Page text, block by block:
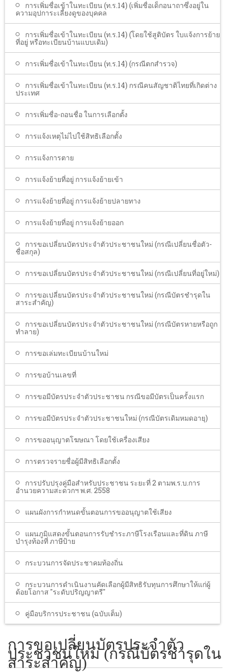
การเพิ่มชื่อเข้าในทะเบียน (ท.ร.14) (เพิ่มชื่อเด็กอนาถาซึ่งอยู่ใน
ความอุปการะเลี้ยงดูของบุคคล
การเพิ่มชื่อเข้าในทะเบียน (ท.ร.14) (โดยใช้สูติบัตร ใบแจ้งการย้าย
ที่อยู่ หรือทะเบียนบ้านแบบเดิม)
การเพิ่มชื่อเข้าในทะเบียน (ท.ร.14) (กรณีตกสำรวจ)
การเพิ่มชื่อเข้าในทะเบียน (ท.ร.14) กรณีคนสัญชาติไทยที่เกิดต่าง
ประเทศ
การเพิ่มชื่อ-ถอนชื่อ ในการเลือกตั้ง
การแจ้งเหตุไม่ไปใช้สิทธิเลือกตั้ง
การแจ้งการตาย
การแจ้งย้ายที่อยู่ การแจ้งย้ายเข้า
การแจ้งย้ายที่อยู่ การแจ้งย้ายปลายทาง
การแจ้งย้ายที่อยู่ การแจ้งย้ายออก
การขอเปลี่ยนบัตรประจำตัวประชาชนใหม่ (กรณีเปลี่ยนชื่อตัว-
ชื่อสกุล)
การขอเปลี่ยนบัตรประจำตัวประชาชนใหม่ (กรณีเปลี่ยนที่อยู่ใหม่)
การขอเปลี่ยนบัตรประจำตัวประชาชนใหม่ (กรณีบัตรชำรุดใน
สาระสำคัญ)
การขอเปลี่ยนบัตรประจำตัวประชาชนใหม่ (กรณีบัตรหายหรือถูก
ทำลาย)
การขอเล่มทะเบียนบ้านใหม่
การขอบ้านเลขที่
การขอมีบัตรประจำตัวประชาชน กรณีขอมีบัตรเป็นครั้งแรก
การขอมีบัตรประจำตัวประชาชนใหม่ (กรณีบัตรเดิมหมดอายุ)
การขออนุญาตโฆษณา โดยใช้เครื่องเสียง
การตรวจรายชื่อผู้มีสิทธิเลือกตั้ง
การปรับปรุงคู่มือสำหรับประชาชน ระยะที่ 2 ตามพ.ร.บ.การ
อำนวยความสะดวกฯ พ.ศ. 2558
แผนผังการกำหนดขั้นตอนการขออนุญาตใช้เสียง
แผนภูมิแสดงขั้นตอนการรับชำระภาษีโรงเรือนและที่ดิน ภาษี
บำรุงท้องที่ ภาษีป้าย
กระบวนการจัดประชาคมท้องถิ่น
กระบวนการดำเนินงานคัดเลือกผู้มีสิทธิรับทุนการศึกษาให้แก่ผู้
ด้อยโอกาส "ระดับปริญญาตรี"
คู่มือบริการประชาชน (ฉบับเต็ม)
การขอเปลี่ยนบัตรประจำตัว
ประชาชนใหม่ (กรณีบัตรชำรุดใน
สาระสำคัญ)